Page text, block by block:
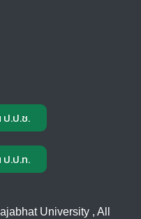
ป.ป.ช.
ป.ป.ท.
University , All